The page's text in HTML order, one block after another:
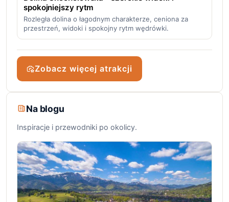
spokojniejszy rytm
Rozległa dolina o łagodnym charakterze, ceniona za
przestrzeń, widoki i spokojny rytm wędrówki.
Zobacz więcej atrakcji
Na blogu
Inspiracje i przewodniki po okolicy.